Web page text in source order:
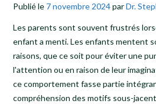
Publié le 7 novembre 2024parDr.
Les parents sont souvent frustrés
enfant a menti. Les enfants mentent
raisons, que ce soit pour éviter une
l'attention ou en raison de leur
ce comportement fasse partie
compréhension des motifs sous-